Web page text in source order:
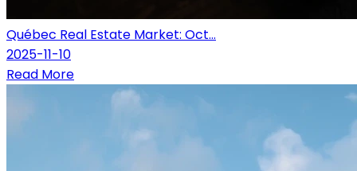
Québec Real Estate Market: Oct...
2025-11-10
Read More